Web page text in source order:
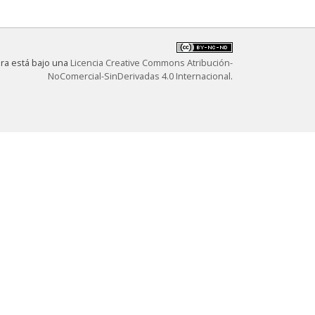
está bajo una Licencia Creative Commons Atribución-
NoComercial-SinDerivadas 4.0 Internacional.